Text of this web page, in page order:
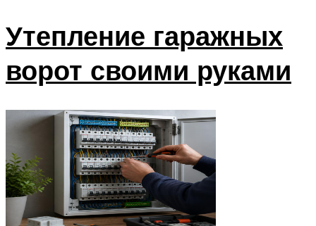
Утепление гаражных
ворот своими руками